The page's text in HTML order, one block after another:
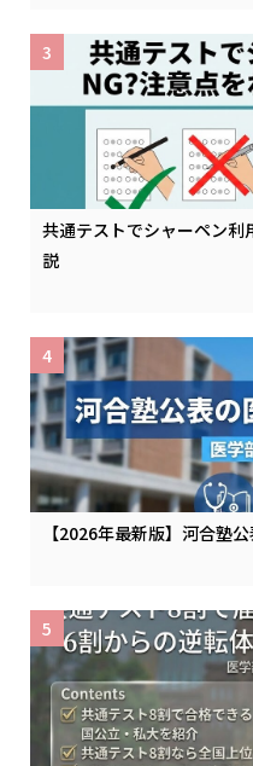
共通テストでシャーペン利
説
3
【2026年最新版】河合塾
4
5